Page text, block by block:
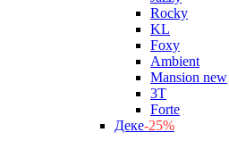
Rocky
KL
Foxy
Ambient
Mansion new
3Т
Forte
Деке-25%